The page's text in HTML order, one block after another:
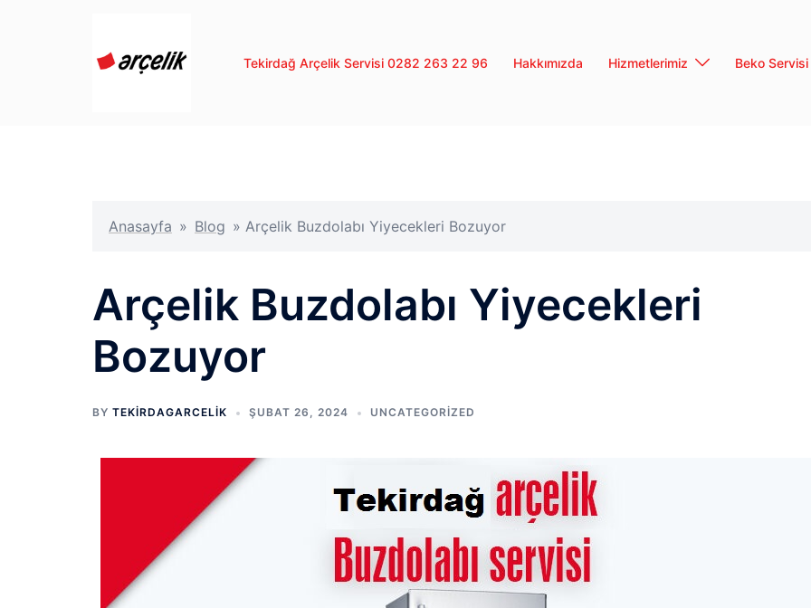
Tekirdağ Arçelik Servisi 0282 263 22 96 Hakkımızda Hizmetlerimiz Beko Servisi
Anasayfa » Blog » Arçelik Buzdolabı Yiyecekleri Bozuyor
Arçelik Buzdolabı Yiyecekleri
Bozuyor
BY TEKIRDAGARCELIK ŞUBAT 26, 2024 UNCATEGORIZED